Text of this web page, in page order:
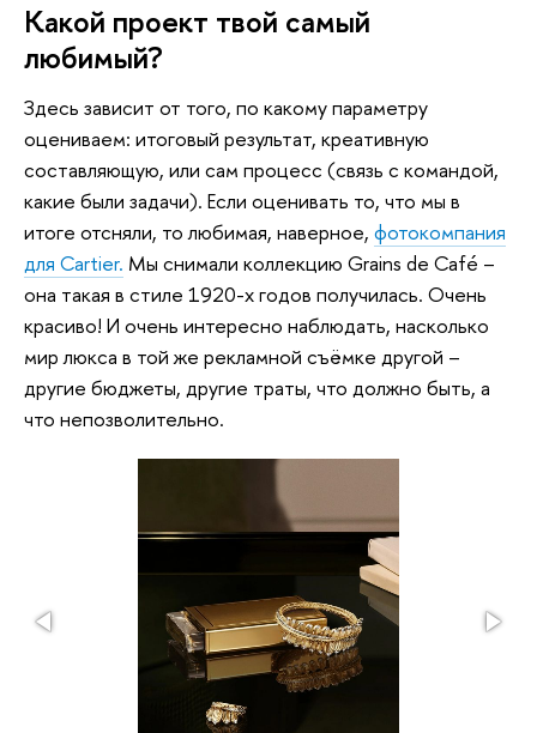
Какой проект твой самый
любимый?
Здесь зависит от того, по какому параметру
оцениваем: итоговый результат, креативную
составляющую, или сам процесс (связь с командой,
какие были задачи). Если оценивать то, что мы в
итоге отсняли, то любимая, наверное, фотокомпания
для Cartier. Мы снимали коллекцию Grains de Café –
она такая в стиле 1920-х годов получилась. Очень
красиво! И очень интересно наблюдать, насколько
мир люкса в той же рекламной съёмке другой –
другие бюджеты, другие траты, что должно быть, а
что непозволительно.